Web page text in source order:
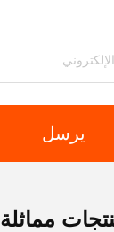
يرسل
مماثلة